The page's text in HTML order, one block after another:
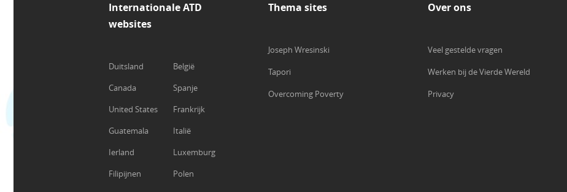
Internationale ATD
websites
Duitsland
België
Canada
Spanje
United States
Frankrijk
Guatemala
Italië
Ierland
Luxemburg
Filipijnen
Polen
Thema sites
Joseph Wresinski
Tapori
Overcoming Poverty
Over ons
Veel gestelde vragen
Werken bij de Vierde Wereld
Privacy